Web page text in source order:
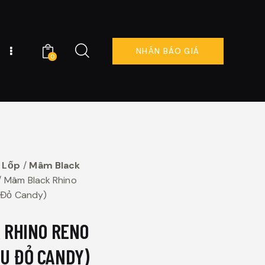
0
NHẬN BÁO GIÁ
Mâm Black
Mâm Black Rhino
Candy)
RENO
ĐỎ CANDY)